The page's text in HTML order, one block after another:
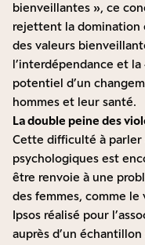
bienveillantes », ce
rejettent la domination
des valeurs
l’interdépendance et
potentiel d’un
hommes et leur santé.
La double peine des
Cette difficulté à parler
psychologiques est
être renvoie à une
des femmes, comme le
Ipsos réalisé pour
auprès d’un